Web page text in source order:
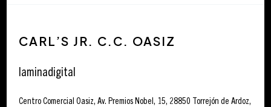
CARL’S JR. C.C. OASIZ
laminadigital
Centro Comercial Oasiz, Av. Premios Nobel, 15, 28850 Torrejón de Ardoz,
Jr.
C.C.
Oasiz